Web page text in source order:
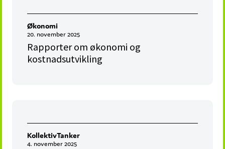
Økonomi
20. november 2025
Rapporter om økonomi og
kostnadsutvikling
KollektivTanker
4. november 2025